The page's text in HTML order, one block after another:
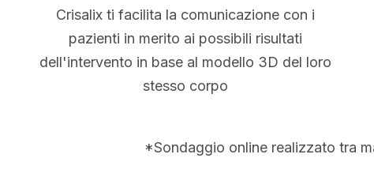
Crisalix ti facilita la comunicazione con i
pazienti in merito ai possibili risultati
dell'intervento in base al modello 3D del loro
stesso corpo
*Sondaggio online realizzato tra